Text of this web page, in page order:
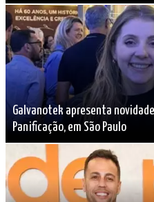
Galvanotek apresenta
Panificação, em São Paulo